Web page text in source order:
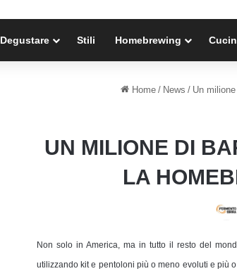
Degustare Stili Homebrewing
Home / News / Un
UN MILIONE DI
LA
Non solo in America, ma in tutto il resto del
utilizzando kit e pentoloni più o meno evoluti e più